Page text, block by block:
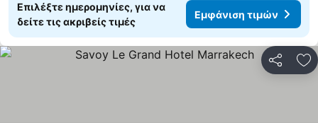
Επιλέξτε ημερομηνίες, για να
δείτε τις ακριβείς τιμές
Εμφάνιση τιμών